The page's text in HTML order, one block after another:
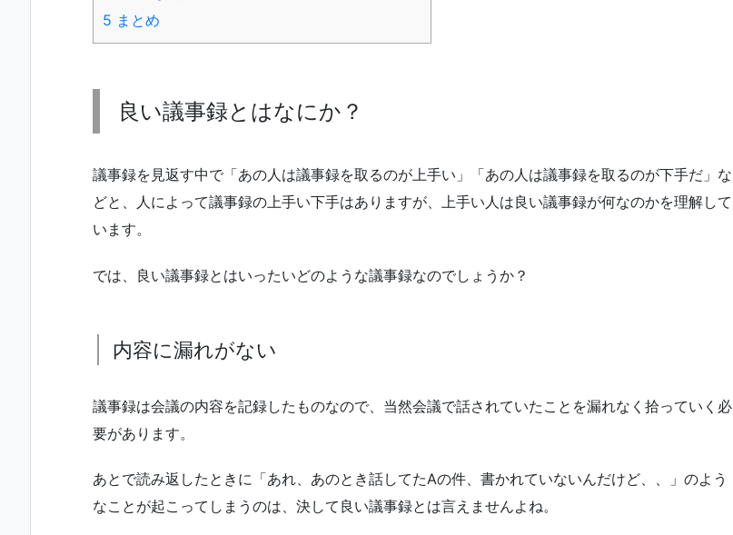
5 まとめ
良い議事録とはなにか？
議事録を見返す中で「あの人は議事録を取るのが上手い」「あの人は議事録を取るのが下手だ」な
どと、人によって議事録の上手い下手はありますが、上手い人は良い議事録が何なのかを理解して
います。
では、良い議事録とはいったいどのような議事録なのでしょうか？
内容に漏れがない
議事録は会議の内容を記録したものなので、当然会議で話されていたことを漏れなく拾っていく必
要があります。
あとで読み返したときに「あれ、あのとき話してたAの件、書かれていないんだけど、、」のよう
なことが起こってしまうのは、決して良い議事録とは言えませんよね。